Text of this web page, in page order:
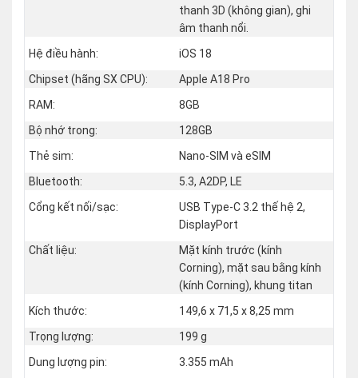
thanh 3D (không gian), ghi
âm thanh nổi.
Hệ điều hành:
iOS 18
Chipset (hãng SX CPU):
Apple A18 Pro
RAM:
8GB
Bộ nhớ trong:
128GB
Thẻ sim:
Nano-SIM và eSIM
Bluetooth:
5.3, A2DP, LE
Cổng kết nối/sạc:
USB Type-C 3.2 thế hệ 2,
DisplayPort
Chất liệu:
Mặt kính trước (kính
Corning), mặt sau bằng kính
(kính Corning), khung titan
Kích thước:
149,6 x 71,5 x 8,25 mm
Trọng lượng:
199 g
Dung lượng pin:
3.355 mAh